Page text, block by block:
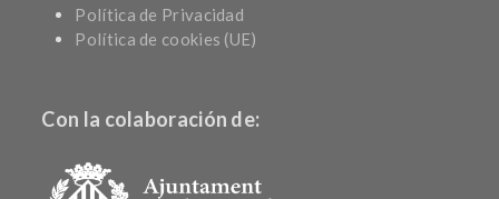
Política de Privacidad
Política de cookies (UE)
Con la colaboración de: